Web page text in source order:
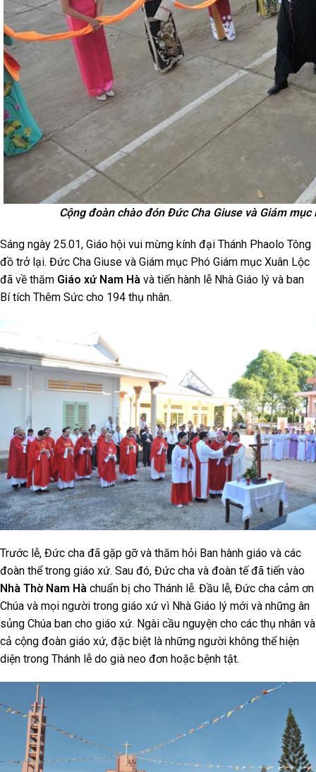
Cộng đoàn chào đón Đức Cha Giuse và Giám
Sáng ngày 25.01, Giáo hội vui mừng kính đại Thánh Phaolo Tông
đồ trở lại. Đức Cha Giuse và Giám mục Phó Giám mục Xuân Lộc
đã về thăm Giáo xứ Nam Hà và tiến hành lễ Nhà Giáo lý và ban
Bí tích Thêm Sức cho 194 thụ nhân.
Trước lễ, Đức cha đã gặp gỡ và thăm hỏi Ban hành giáo và các
đoàn thể trong giáo xứ. Sau đó, Đức cha và đoàn tế đã tiến vào
Nhà Thờ Nam Hà chuẩn bị cho Thánh lễ. Đầu lễ, Đức cha cảm ơn
Chúa và mọi người trong giáo xứ vì Nhà Giáo lý mới và những ân
sủng Chúa ban cho giáo xứ. Ngài cầu nguyện cho các thụ nhân và
cả cộng đoàn giáo xứ, đặc biệt là những người không thể hiện
diện trong Thánh lễ do già neo đơn hoặc bệnh tật.